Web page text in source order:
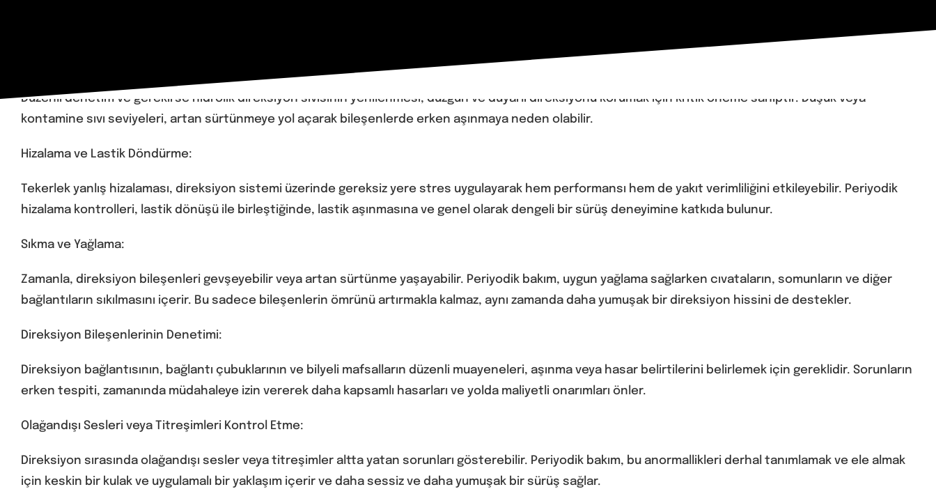
Düzenli denetim ve gerekirse hidrolik direksiyon sıvısının yenilenmesi, düzgün ve duyarlı direksiyonu korumak için kritik öneme sahiptir. Düşük veya
kontamine sıvı seviyeleri, artan sürtünmeye yol açarak bileşenlerde erken aşınmaya neden olabilir.
Hizalama ve Lastik Döndürme:
Tekerlek yanlış hizalaması, direksiyon sistemi üzerinde gereksiz yere stres uygulayarak hem performansı hem de yakıt verimliliğini etkileyebilir. Periyodik
hizalama kontrolleri, lastik dönüşü ile birleştiğinde, lastik aşınmasına ve genel olarak dengeli bir sürüş deneyimine katkıda bulunur.
Sıkma ve Yağlama:
Zamanla, direksiyon bileşenleri gevşeyebilir veya artan sürtünme yaşayabilir. Periyodik bakım, uygun yağlama sağlarken cıvataların, somunların ve diğer
bağlantıların sıkılmasını içerir. Bu sadece bileşenlerin ömrünü artırmakla kalmaz, aynı zamanda daha yumuşak bir direksiyon hissini de destekler.
Direksiyon Bileşenlerinin Denetimi:
Direksiyon bağlantısının, bağlantı çubuklarının ve bilyeli mafsalların düzenli muayeneleri, aşınma veya hasar belirtilerini belirlemek için gereklidir. Sorunların
erken tespiti, zamanında müdahaleye izin vererek daha kapsamlı hasarları ve yolda maliyetli onarımları önler.
Olağandışı Sesleri veya Titreşimleri Kontrol Etme:
Direksiyon sırasında olağandışı sesler veya titreşimler altta yatan sorunları gösterebilir. Periyodik bakım, bu anormallikleri derhal tanımlamak ve ele almak
için keskin bir kulak ve uygulamalı bir yaklaşım içerir ve daha sessiz ve daha yumuşak bir sürüş sağlar.